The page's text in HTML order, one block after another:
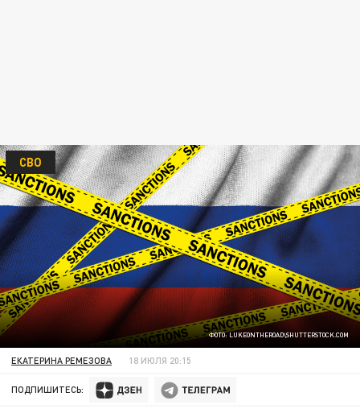
ФОТО: LUKEONTHEROAD\SHUTTERSTOCK.COM
СВО
ЕКАТЕРИНА РЕМЕЗОВА 18 ИЮЛЯ 20:15
ПОДПИШИТЕСЬ: